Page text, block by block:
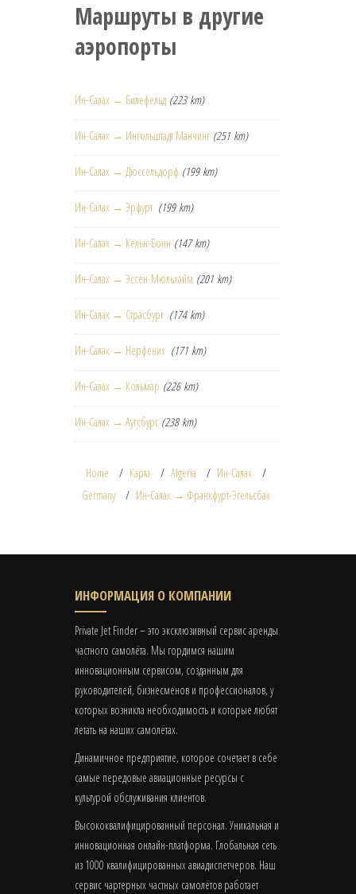
Маршруты в другие
аэропорты
Ин-Салах → Билефельд (223 km)
Ин-Салах → Ингольштадт Манчинг (251 km)
Ин-Салах → Дюссельдорф (199 km)
Ин-Салах → Эрфурт (199 km)
Ин-Салах → Кёльн-Бонн (147 km)
Ин-Салах → Эссен-Мюльхайм (201 km)
Ин-Салах → Страсбург (174 km)
Ин-Салах → Нёрфених (171 km)
Ин-Салах → Кольмар (226 km)
Ин-Салах → Аугсбург (238 km)
Home Карта Algeria
Ин-Салах
Germany
Ин-Салах → Франкфурт-Эгельсбах
ИНФОРМАЦИЯ О КОМПАНИИ
Private Jet Finder – это эксклюзивный сервис аренды
частного самолёта. Мы гордимся нашим
инновационным сервисом, созданным для
руководителей, бизнесменов и профессионалов, у
которых возникла необходимость и которые любят
летать на наших самолётах.
Динамичное предприятие, которое сочетает в себе
самые передовые авиационные ресурсы с
культурой обслуживания клиентов.
Высококвалифицированный персонал. Уникальная и
инновационная онлайн-платформа. Глобальная сеть
из 1000 квалифицированных авиадиспетчеров. Наш
сервис чартерных частных самолётов работает